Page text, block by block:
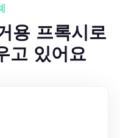
용 프록시로
고 있어요